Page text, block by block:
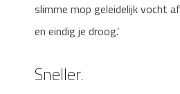
slimme mop geleidelijk vocht
en eindig je droog.’
Sneller.